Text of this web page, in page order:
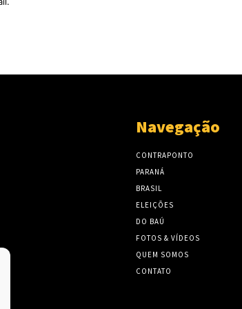
Navegação
CONTRAPONTO
PARANÁ
BRASIL
ELEIÇÕES
DO BAÚ
FOTOS & VÍDEOS
QUEM SOMOS
CONTATO